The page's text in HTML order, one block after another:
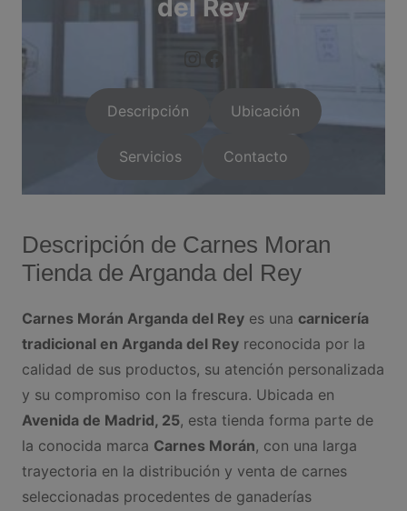
del Rey
facebook.com/
Descripción Ubicación
Servicios Contacto
Descripción de Carnes Moran
Tienda de Arganda del Rey
Carnes Morán Arganda del Reyes una carnicería
tradicional en Arganda del Reyreconocida por la
calidad de sus productos, su atención personalizada
y su compromiso con la frescura. Ubicada en
Avenida de Madrid, 25, esta tienda forma parte de
la conocida marca Carnes Morán, con una larga
trayectoria en la distribución y venta de carnes
seleccionadas procedentes de ganaderías